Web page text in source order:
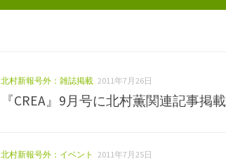
北村新報号外：雑誌掲載 2011年7月26日
『CREA』9月号に北村薫関連記事掲載
北村新報号外：イベント 2011年7月25日